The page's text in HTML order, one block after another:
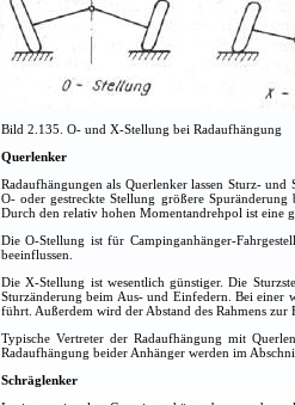
Bild 2.135. O- und X-Stellung bei Radaufhängung
Querlenker
Radaufhängungen als Querlenker lassen Sturz-
O- oder gestreckte Stellung größere
Durch den relativ hohen Momentandrehpol ist eine
Die O-Stellung ist für Campinganhänger-
beeinflussen.
Die X-Stellung ist wesentlich günstiger. Die
Sturzänderung beim Aus- und Einfedern. Bei einer
führt. Außerdem wird der Abstand des Rahmens zur
Typische Vertreter der Radaufhängung mit
Radaufhängung beider Anhänger werden im
Schräglenker